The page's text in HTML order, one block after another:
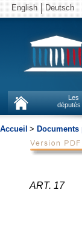
English Deutsch
Les
députés
Accueil >
ART. 17